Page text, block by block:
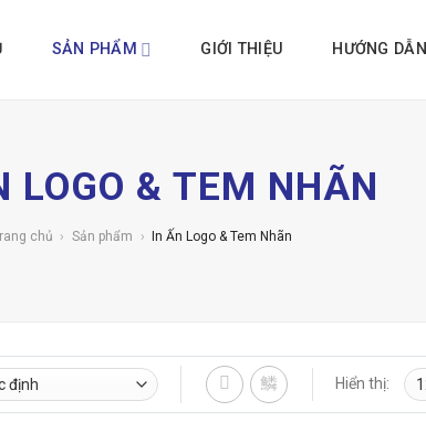
SẢN PHẨM GIỚI THIỆU HƯỚNG DẪN
LOGO & TEM NHÃN
chủ › Sản phẩm › In Ấn Logo & Tem Nhãn
Hiển thị: